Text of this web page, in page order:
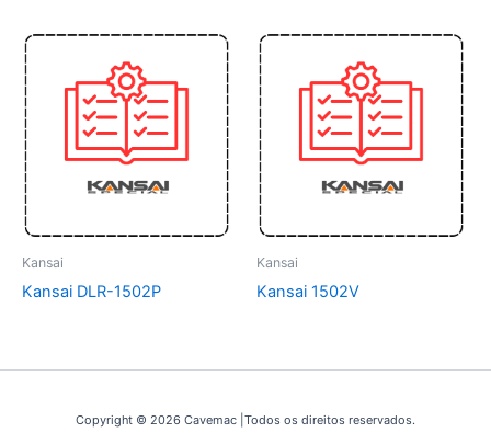
Kansai
Kansai DLR-1502P
Kansai
Kansai 1502V
Copyright © 2026 Cavemac |Todos os direitos reservados.